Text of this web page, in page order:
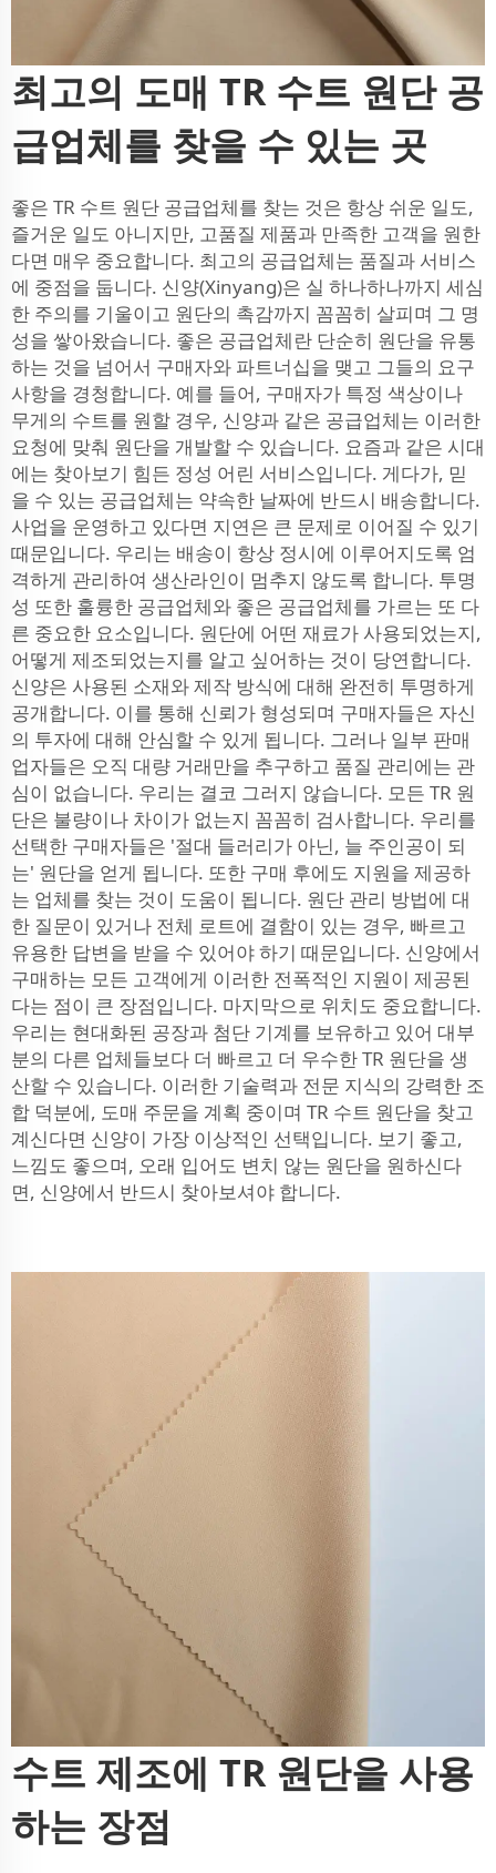
최고의 도매 TR 수트 원단 공
급업체를 찾을 수 있는 곳
좋은 TR 수트 원단 공급업체를 찾는 것은 항상 쉬운 일도,
즐거운 일도 아니지만, 고품질 제품과 만족한 고객을 원한
다면 매우 중요합니다. 최고의 공급업체는 품질과 서비스
에 중점을 둡니다. 신양(Xinyang)은 실 하나하나까지 세심
한 주의를 기울이고 원단의 촉감까지 꼼꼼히 살피며 그 명
성을 쌓아왔습니다. 좋은 공급업체란 단순히 원단을 유통
하는 것을 넘어서 구매자와 파트너십을 맺고 그들의 요구
사항을 경청합니다. 예를 들어, 구매자가 특정 색상이나
무게의 수트를 원할 경우, 신양과 같은 공급업체는 이러한
요청에 맞춰 원단을 개발할 수 있습니다. 요즘과 같은 시대
에는 찾아보기 힘든 정성 어린 서비스입니다. 게다가, 믿
을 수 있는 공급업체는 약속한 날짜에 반드시 배송합니다.
사업을 운영하고 있다면 지연은 큰 문제로 이어질 수 있기
때문입니다. 우리는 배송이 항상 정시에 이루어지도록 엄
격하게 관리하여 생산라인이 멈추지 않도록 합니다. 투명
성 또한 훌륭한 공급업체와 좋은 공급업체를 가르는 또 다
른 중요한 요소입니다. 원단에 어떤 재료가 사용되었는지,
어떻게 제조되었는지를 알고 싶어하는 것이 당연합니다.
신양은 사용된 소재와 제작 방식에 대해 완전히 투명하게
공개합니다. 이를 통해 신뢰가 형성되며 구매자들은 자신
의 투자에 대해 안심할 수 있게 됩니다. 그러나 일부 판매
업자들은 오직 대량 거래만을 추구하고 품질 관리에는 관
심이 없습니다. 우리는 결코 그러지 않습니다. 모든 TR 원
단은 불량이나 차이가 없는지 꼼꼼히 검사합니다. 우리를
선택한 구매자들은 '절대 들러리가 아닌, 늘 주인공이 되
는' 원단을 얻게 됩니다. 또한 구매 후에도 지원을 제공하
는 업체를 찾는 것이 도움이 됩니다. 원단 관리 방법에 대
한 질문이 있거나 전체 로트에 결함이 있는 경우, 빠르고
유용한 답변을 받을 수 있어야 하기 때문입니다. 신양에서
구매하는 모든 고객에게 이러한 전폭적인 지원이 제공된
다는 점이 큰 장점입니다. 마지막으로 위치도 중요합니다.
우리는 현대화된 공장과 첨단 기계를 보유하고 있어 대부
분의 다른 업체들보다 더 빠르고 더 우수한 TR 원단을 생
산할 수 있습니다. 이러한 기술력과 전문 지식의 강력한 조
합 덕분에, 도매 주문을 계획 중이며 TR 수트 원단을 찾고
계신다면 신양이 가장 이상적인 선택입니다. 보기 좋고,
느낌도 좋으며, 오래 입어도 변치 않는 원단을 원하신다
면, 신양에서 반드시 찾아보셔야 합니다.
수트 제조에 TR 원단을 사용
하는 장점